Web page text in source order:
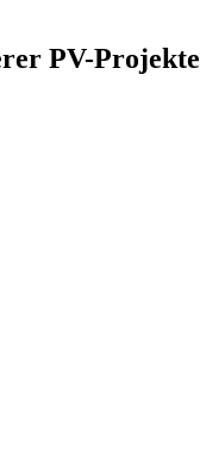
PV-Projekte